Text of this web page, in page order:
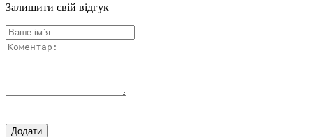
Залишити свій відгук